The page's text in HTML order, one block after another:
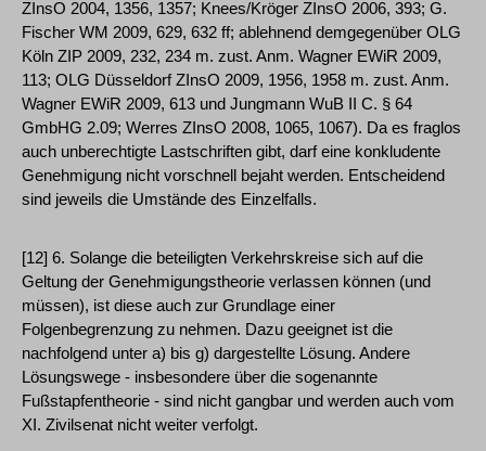
ZInsO 2004, 1356, 1357; Knees/Kröger ZInsO 2006, 393; G.
Fischer WM 2009, 629, 632 ff; ablehnend demgegenüber OLG
Köln ZIP 2009, 232, 234 m. zust. Anm. Wagner EWiR 2009,
113; OLG Düsseldorf ZInsO 2009, 1956, 1958 m. zust. Anm.
Wagner EWiR 2009, 613 und Jungmann WuB II C. § 64
GmbHG 2.09; Werres ZInsO 2008, 1065, 1067). Da es fraglos
auch unberechtigte Lastschriften gibt, darf eine konkludente
Genehmigung nicht vorschnell bejaht werden. Entscheidend
sind jeweils die Umstände des Einzelfalls.
[12] 6. Solange die beteiligten Verkehrskreise sich auf die
Geltung der Genehmigungstheorie verlassen können (und
müssen), ist diese auch zur Grundlage einer
Folgenbegrenzung zu nehmen. Dazu geeignet ist die
nachfolgend unter a) bis g) dargestellte Lösung. Andere
Lösungswege - insbesondere über die sogenannte
Fußstapfentheorie - sind nicht gangbar und werden auch vom
XI. Zivilsenat nicht weiter verfolgt.